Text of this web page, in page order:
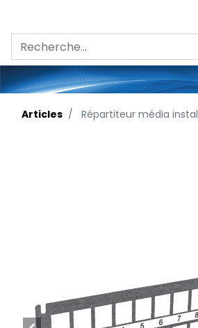
Articles Répartiteur média